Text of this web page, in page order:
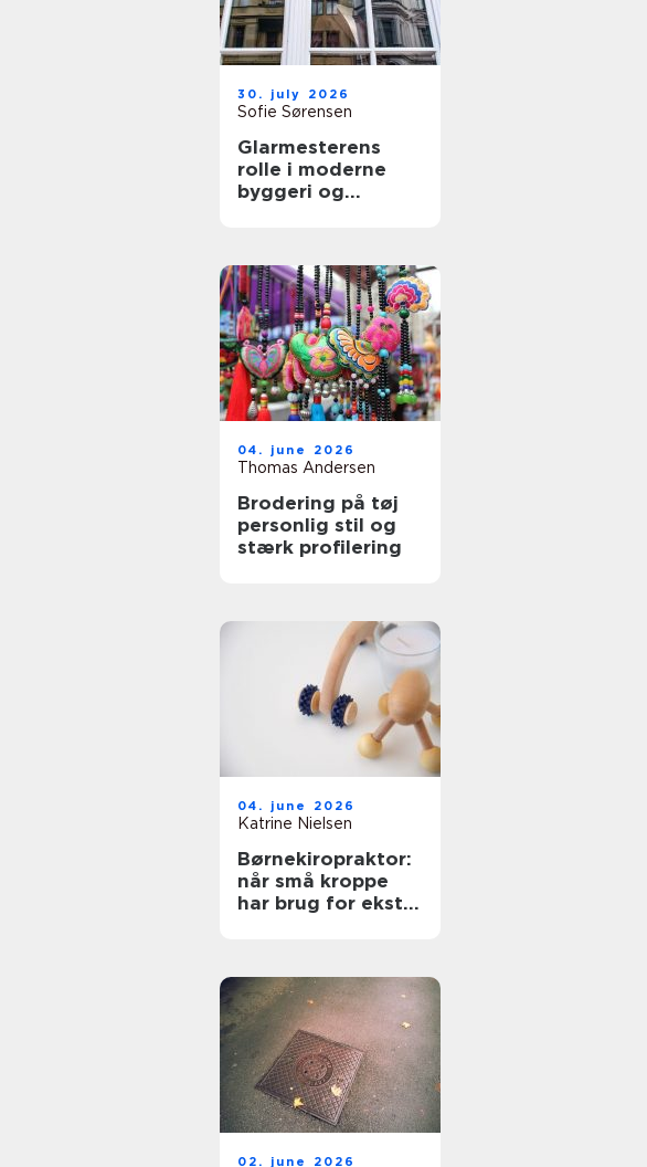
30. july 2026
Sofie Sørensen
Glarmesterens
rolle i moderne
byggeri og
04. june 2026
Thomas Andersen
Brodering på tøj
personlig stil og
stærk profilering
04. june 2026
Katrine Nielsen
Børnekiropraktor:
når små kroppe
har brug for ekstra
02. june 2026